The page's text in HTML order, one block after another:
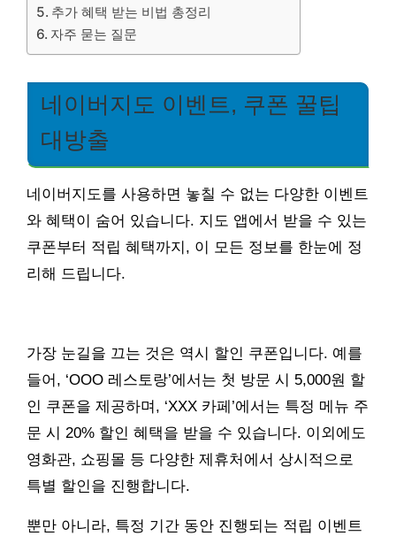
추가 혜택 받는 비법 총정리
자주 묻는 질문
네이버지도 이벤트, 쿠폰 꿀팁
대방출
네이버지도를 사용하면 놓칠 수 없는 다양한 이벤트
와 혜택이 숨어 있습니다. 지도 앱에서 받을 수 있는
쿠폰부터 적립 혜택까지, 이 모든 정보를 한눈에 정
리해 드립니다.
가장 눈길을 끄는 것은 역시 할인 쿠폰입니다. 예를
들어, ‘OOO 레스토랑’에서는 첫 방문 시 5,000원 할
인 쿠폰을 제공하며, ‘XXX 카페’에서는 특정 메뉴 주
문 시 20% 할인 혜택을 받을 수 있습니다. 이외에도
영화관, 쇼핑몰 등 다양한 제휴처에서 상시적으로
특별 할인을 진행합니다.
뿐만 아니라, 특정 기간 동안 진행되는 적립 이벤트